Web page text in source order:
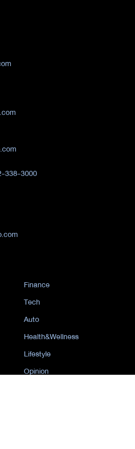
338-3000
Finance
Tech
Auto
Health&Wellness
Lifestyle
Opinion